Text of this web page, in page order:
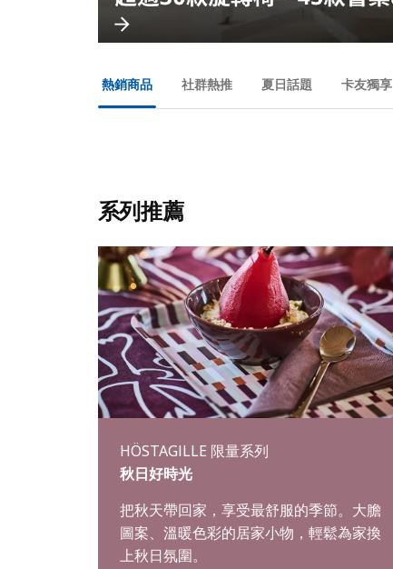
熱銷商品 社群熱推 夏日話題 卡友獨享
系列推薦
HÖSTAGILLE 限量系列
秋日好時光
把秋天帶回家，享受最舒服的季節。大膽
圖案、溫暖色彩的居家小物，輕鬆為家換
上秋日氛圍。